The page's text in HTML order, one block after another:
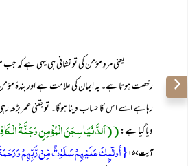
یعنی مردِ مؤمن کی تو نشانی ہی یہی ہے کہ جب
رخصت ہوتا ہے۔ یہ ایمان کی علامت ہے اور بندۂ مؤمن
رہا ہے اسے اس کا حساب دینا ہوگا۔ تو جتنی عمر بڑھ
دیا گیا ہے:((اَلدُّنْیَا سِجْنُ الْمُؤْمِنِ وَجَنَّۃُ
آیت ۱۵۷ {اُولٰٓئِکَ عَلَیۡہِمۡ صَلَوٰتٌ مِّنۡ رَّبِّہِمۡ وَ